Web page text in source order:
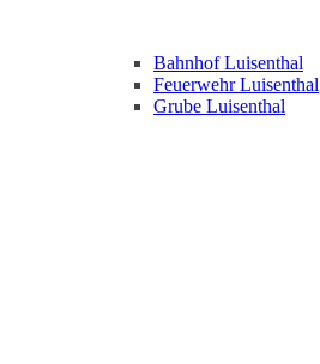
Bahnhof Luisenthal
Feuerwehr Luisenthal
Grube Luisenthal